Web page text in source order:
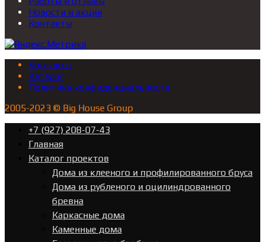
Новости и акции
Контакты
Контакты
Каталог
Политика конфиденциальности
2005-2023 © Big House Group
+7 (927) 208-07-43
Главная
Каталог проектов
Дома из клееного и профилированного бруса
Дома из рубленого и оцилиндрованного
бревна
Каркасные дома
Каменные дома